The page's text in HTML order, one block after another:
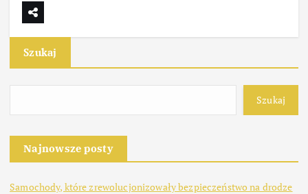
Szukaj
Szukaj
Najnowsze posty
Samochody, które zrewolucjonizowały bezpieczeństwo na drodze